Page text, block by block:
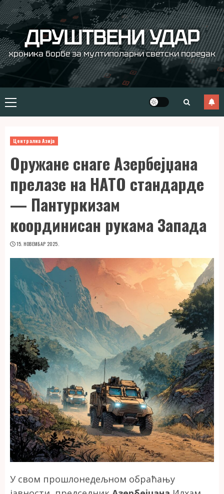
Skip
to
content ДРУШТВЕНИ УДАР
хроника борбе за мултиполарни светски поредак
Primary
Menu
Централна Азија
Оружане снаге Азербејџана
прелазе на НАТО стандарде
— Пантуркизам
координисан рукама Запада
15. НОВЕМБАР 2025.
У свом прошлонедељном обраћању